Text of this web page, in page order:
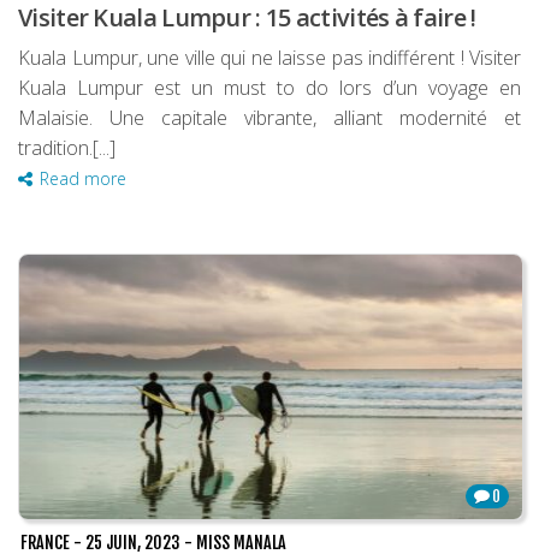
Visiter Kuala Lumpur : 15 activités à faire !
Kuala Lumpur, une ville qui ne laisse pas indifférent ! Visiter
Kuala Lumpur est un must to do lors d’un voyage en
Malaisie. Une capitale vibrante, alliant modernité et
tradition.[...]
Read more
0
FRANCE - 25 JUIN, 2023 - MISS MANALA